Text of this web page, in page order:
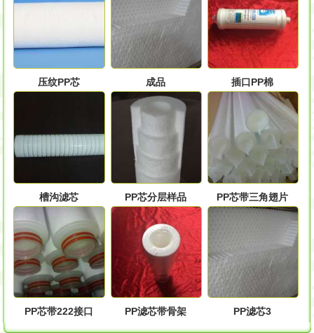
压纹PP芯 成品 插口PP棉
槽沟滤芯 PP芯分层样品 PP芯带三角翅片
PP芯带222接口 PP滤芯带骨架 PP滤芯3